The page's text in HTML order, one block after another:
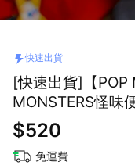
快速出貨
[快速出貨]【POP
MONSTERS怪味
$520
免運費